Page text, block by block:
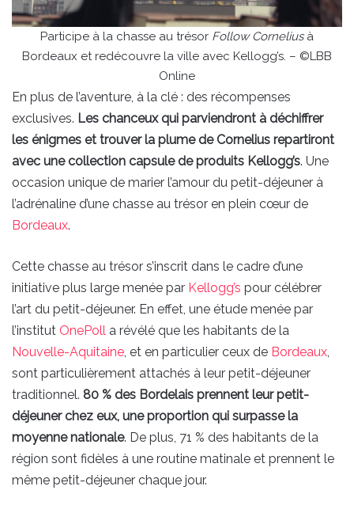
Participe à la chasse au trésor Follow Corneliusà
Bordeaux et redécouvre la ville avec Kellogg’s. – ©LBB
Online
En plus de l’aventure, à la clé : des récompenses
exclusives. Les chanceux qui parviendront à déchiffrer
les énigmes et trouver la plume de Cornelius repartiront
avec une collection capsule de produits Kellogg’s. Une
occasion unique de marier l’amour du petit-déjeuner à
l’adrénaline d’une chasse au trésor en plein cœur de
Bordeaux.
Cette chasse au trésor s’inscrit dans le cadre d’une
initiative plus large menée par Kellogg’s pour célébrer
l’art du petit-déjeuner. En effet, une étude menée par
l’institut OnePoll a révélé que les habitants de la
Nouvelle-Aquitaine, et en particulier ceux de Bordeaux,
sont particulièrement attachés à leur petit-déjeuner
traditionnel. 80 % des Bordelais prennent leur petit-
déjeuner chez eux, une proportion qui surpasse la
moyenne nationale. De plus, 71 % des habitants de la
région sont fidèles à une routine matinale et prennent le
même petit-déjeuner chaque jour.